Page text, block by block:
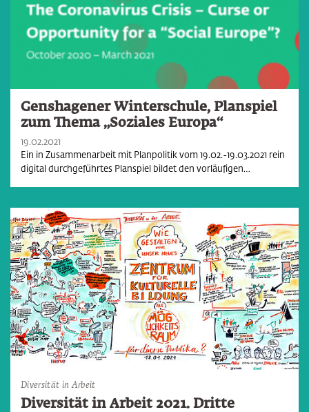
Genshagener Winterschule, Planspiel
zum Thema „Soziales Europa“
19.02.2021
Ein in Zusammenarbeit mit Planpolitik vom 19.02.-19.03.2021 rein
digital durchgeführtes Planspiel bildet den vorläufigen…
Diversität in Arbeit
Diversität in Arbeit 2021. Dritte